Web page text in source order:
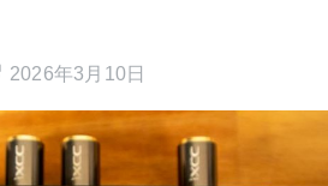
2026年3月10日